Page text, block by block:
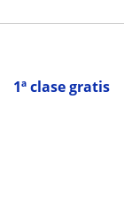
1ª clase gratis